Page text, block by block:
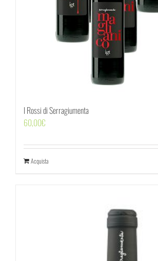
I Rossi di Serragiumenta
60,00€
Acquista